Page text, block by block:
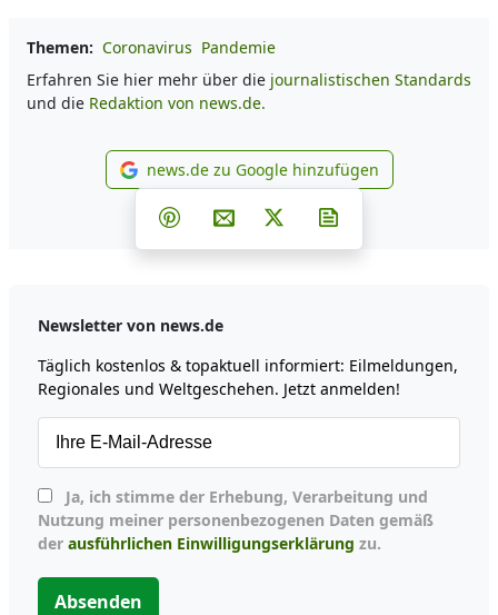
Themen: Coronavirus Pandemie
Erfahren Sie hier mehr über die journalistischen Standards
und die Redaktion von news.de.
news.de zu Google
news.de zu Google hinzufügen
Teilen auf Facebook
Teilen auf Whatsapp
Teilen auf Telegram
Teilen auf Pinterest
Per E-Mail teilen
Post auf X
Newsletter von news.de
Täglich kostenlos & topaktuell informiert: Eilmeldungen,
Regionales und Weltgeschehen. Jetzt anmelden!
Nutzung meiner personenbezogenen Daten gemäß
der ausführlichen Einwilligungserklärung zu.
Absenden